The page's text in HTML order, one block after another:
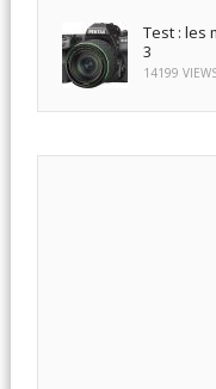
Test : les
3
14199